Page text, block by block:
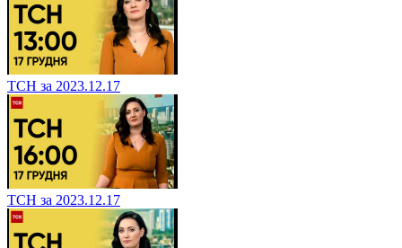
ТСН за 2023.12.17
ТСН за 2023.12.17